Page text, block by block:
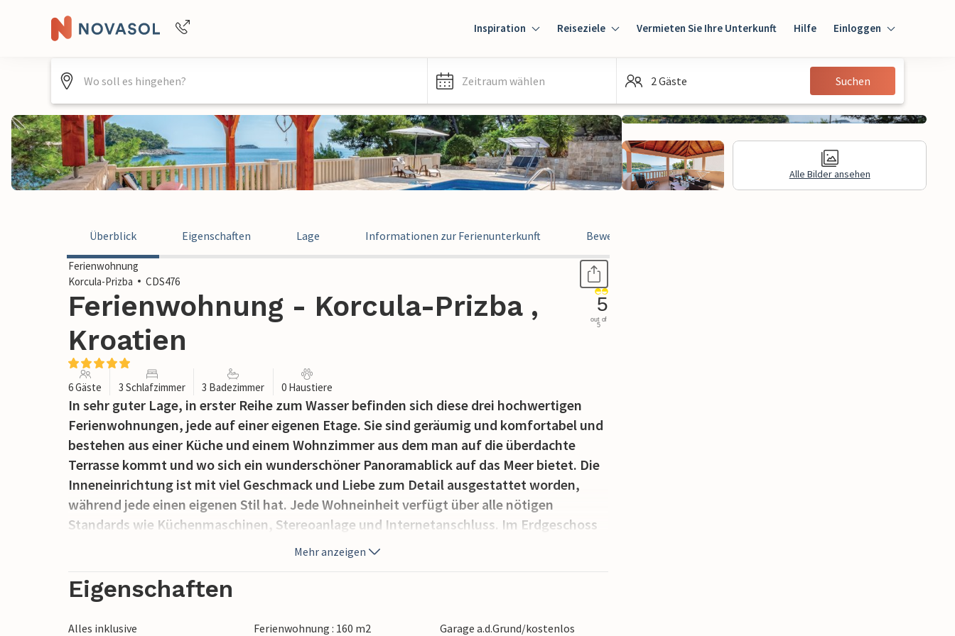
+4940688715475
Inspiration Reiseziele Vermieten Sie Ihre Unterkunft Hilfe Einloggen
Einloggen
Gast
Zeitraum wählen 2 Gäste Suchen
Alle Bilder ansehen
Überblick Eigenschaften Lage Informationen zur Ferienunterkunft Bewertungen
Ferienwohnung
Korcula-Prizba
CDS476
Ferienwohnung - Korcula-Prizba ,
Kroatien
5
out of
5
6 Gäste 3 Schlafzimmer 3 Badezimmer 0 Haustiere
In sehr guter Lage, in erster Reihe zum Wasser befinden sich diese drei hochwertigen
Ferienwohnungen, jede auf einer eigenen Etage. Sie sind geräumig und komfortabel und
bestehen aus einer Küche und einem Wohnzimmer aus dem man auf die überdachte
Terrasse kommt und wo sich ein wunderschöner Panoramablick auf das Meer bietet. Die
Inneneinrichtung ist mit viel Geschmack und Liebe zum Detail ausgestattet worden,
während jede einen eigenen Stil hat. Jede Wohneinheit verfügt über alle nötigen
Standards wie Küchenmaschinen, Stereoanlage und Internetanschluss. Im Erdgeschoss
befindet sich die außergewöhnlich schöne steinerne Terrasse mit Swimmingpool die nur
einige Meter vom Wasser entfernt ist und ein idealer Ort für den Genuss von Ihrem
Lieblingswein, gesellige Stunden, faulenzen in den gemütlichen Gartenmöbeln oder fürs
Lesen eines vielversprechenden Buches ist, während die Kinder im Swimmingpool
planschen und ungestört spielen. Auf der Terrasse sind ebenfalls zwei Toiletten mit
Mehr anzeigen
Eigenschaften
Alles inklusive Ferienwohnung : 160 m2
Garage a.d.Grund/kostenlos